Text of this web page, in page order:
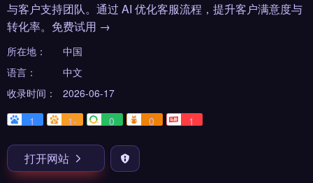
与客户支持团队。通过 AI 优化客服流程，提升客户满意度与
转化率。免费试用 →
所在地：
中国
语言：
中文
收录时间：
2026-06-17
1
1- 0 0 1
打开网站